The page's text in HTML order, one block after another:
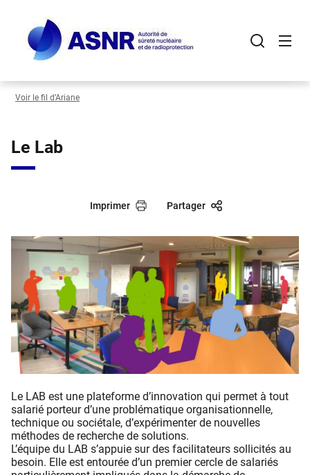
contenu
principal
Voir le fil d’Ariane
Le Lab
Imprimer Partager
Le LAB est une plateforme d’innovation qui permet à tout
salarié porteur d’une problématique organisationnelle,
technique ou sociétale, d’expérimenter de nouvelles
méthodes de recherche de solutions.
L’équipe du LAB s’appuie sur des facilitateurs sollicités au
besoin. Elle est entourée d’un premier cercle de salariés